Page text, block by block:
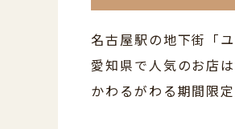
名古屋駅の地下街「
愛知県で人気のお店
かわるがわる期間限